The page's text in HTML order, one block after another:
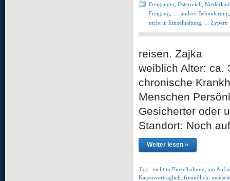
Freigänger Österreich
Freigang
.... andere Behinderung
nicht in Einzelhaltung
... Zypern
reisen. Zajka
weiblich Alter: ca.
chronische
Menschen
Gesicherter oder
Standort: Noch
Weiter lesen »
Tags: nicht in Einzelhaltung am
Katzenverträglich freundlich